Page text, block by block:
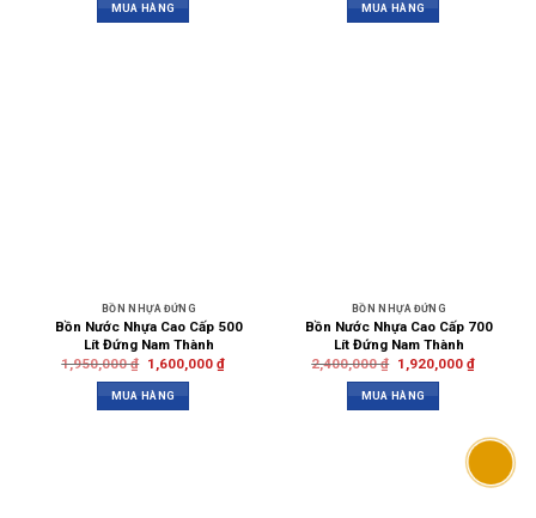
MUA HÀNG MUA HÀNG
BỒN NHỰA ĐỨNG
Bồn Nước Nhựa Cao Cấp 500
Lít Đứng Nam Thành
1,950,000₫ 1,600,000 ₫
MUA HÀNG
BỒN NHỰA ĐỨNG
Bồn Nước Nhựa Cao Cấp 700
Lít Đứng Nam Thành
2,400,000₫ 1,920,000 ₫
MUA HÀNG